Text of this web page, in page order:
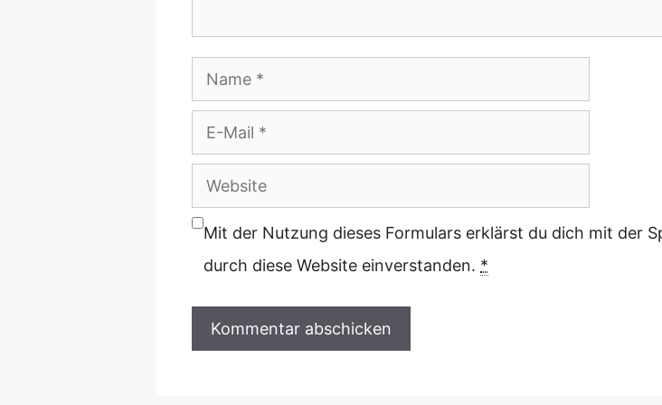
Name
E-
Mail
Website
Mit der Nutzung dieses Formulars erklärst du dich mit der
durch diese Website einverstanden. *